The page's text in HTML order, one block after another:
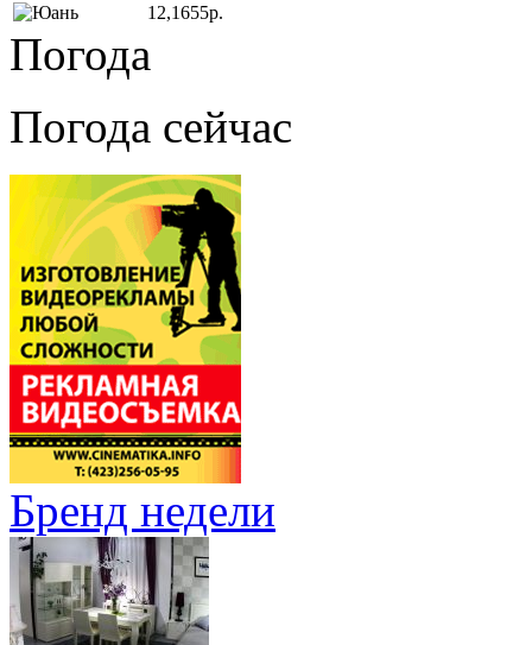
12,1655р.
Погода
Погода сейчас
Бренд недели